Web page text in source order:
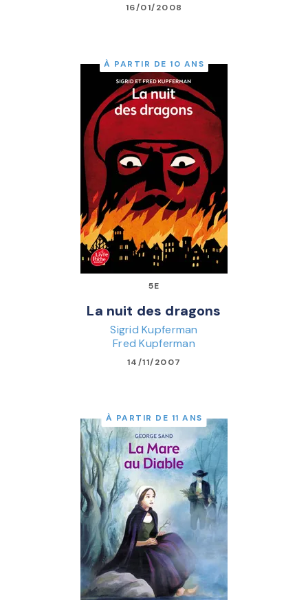
16/01/2008
À PARTIR DE 10 ANS
5E
La nuit des dragons
Sigrid Kupferman
Fred Kupferman
14/11/2007
À PARTIR DE 11 ANS